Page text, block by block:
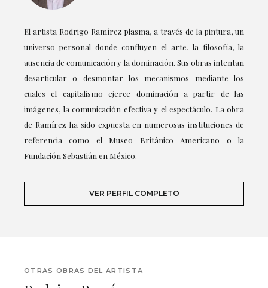
El artista Rodrigo Ramírez plasma, a través de la pintura, un
universo personal donde confluyen el arte, la filosofía, la
ausencia de comunicación y la dominación. Sus obras intentan
desarticular o desmontar los mecanismos mediante los
cuales el capitalismo ejerce dominación a partir de las
imágenes, la comunicación efectiva y el espectáculo. La obra
de Ramírez ha sido expuesta en numerosas instituciones de
referencia como el Museo Británico Americano o la
Fundación Sebastián en México.
VER PERFIL COMPLETO
OTRAS OBRAS DEL ARTISTA